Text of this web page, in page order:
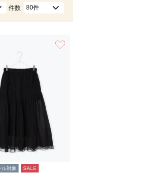
件数 80件
ル対象 SALE